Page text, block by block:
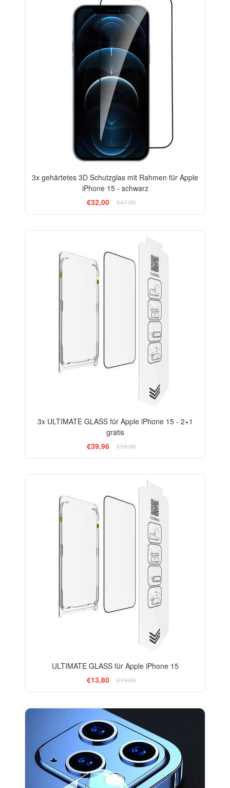
3x gehärtetes 3D Schutzglas mit Rahmen für Apple
iPhone 15 - schwarz
€32,00
€47,90
3x ULTIMATE GLASS für Apple iPhone 15 - 2+1
gratis
€39,96
€59,88
ULTIMATE GLASS für Apple iPhone 15
€13,80
€19,80